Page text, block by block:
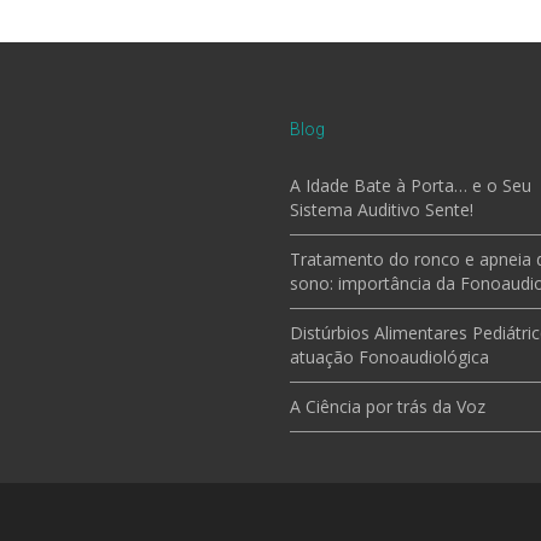
Blog
A Idade Bate à Porta… e o Seu
Sistema Auditivo Sente!
Tratamento do ronco e apneia
sono: importância da
Distúrbios Alimentares
atuação Fonoaudiológica
A Ciência por trás da Voz